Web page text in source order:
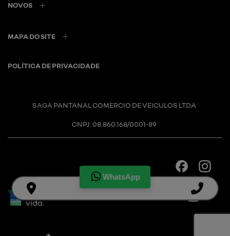
WhatsApp
NOVOS
MAPA DO SITE
POLÍTICA DE PRIVACIDADE
SAGA PANTANAL COMERCIO DE VEICULOS LTDA
CNPJ: 08.860.168/0001-89
Desacelere. Seu bem maior é a
vida.